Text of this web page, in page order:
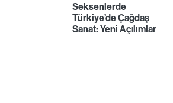
Seksenlerde
Türkiye’de Çağdaş
Sanat: Yeni Açılımlar